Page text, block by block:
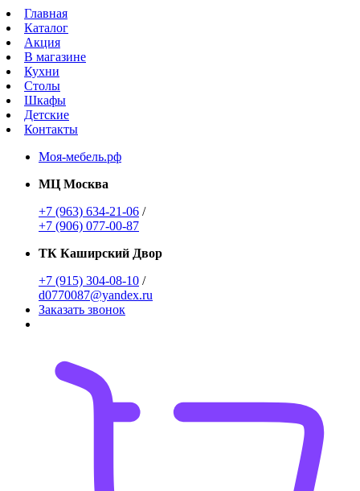
Главная
Каталог
Акция
В магазине
Кухни
Столы
Шкафы
Детские
Контакты
Моя-мебель.рф
МЦ Москва
+7 (963) 634-21-06 /
+7 (906) 077-00-87
ТК Каширский Двор
+7 (915) 304-08-10 /
d0770087@yandex.ru
Заказать звонок